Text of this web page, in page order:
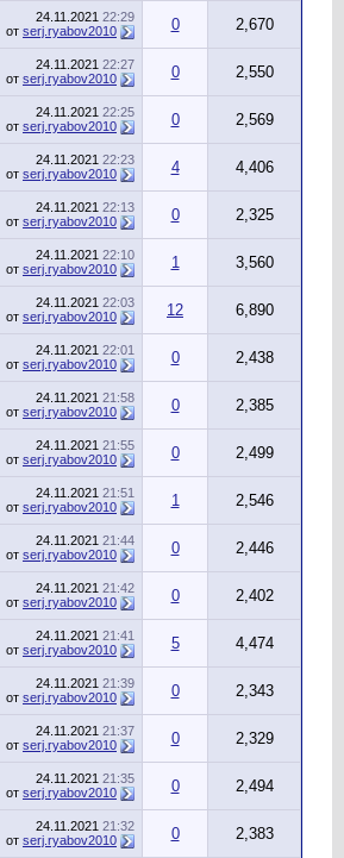
24.11.2021 22:29
от serj.ryabov2010 0 2,670
24.11.2021 22:27
от serj.ryabov2010 0 2,550
24.11.2021 22:25
от serj.ryabov2010 0 2,569
24.11.2021 22:23
от serj.ryabov2010 4 4,406
24.11.2021 22:13
от serj.ryabov2010 0 2,325
24.11.2021 22:10
от serj.ryabov2010 1 3,560
24.11.2021 22:03
от serj.ryabov2010 12 6,890
24.11.2021 22:01
от serj.ryabov2010 0 2,438
24.11.2021 21:58
от serj.ryabov2010 0 2,385
24.11.2021 21:55
от serj.ryabov2010 0 2,499
24.11.2021 21:51
от serj.ryabov2010 1 2,546
24.11.2021 21:44
от serj.ryabov2010 0 2,446
24.11.2021 21:42
от serj.ryabov2010 0 2,402
24.11.2021 21:41
от serj.ryabov2010 5 4,474
24.11.2021 21:39
от serj.ryabov2010 0 2,343
24.11.2021 21:37
от serj.ryabov2010 0 2,329
24.11.2021 21:35
от serj.ryabov2010 0 2,494
24.11.2021 21:32
от serj.ryabov2010 0 2,383